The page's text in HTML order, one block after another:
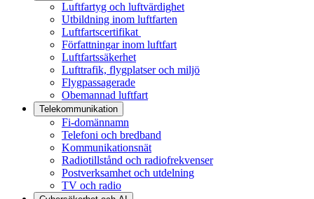
Luftfartyg och luftvärdighet
Utbildning inom luftfarten
Luftfartscertifikat
Författningar inom luftfart
Luftfartssäkerhet
Lufttrafik, flygplatser och miljö
Flygpassagerade
Obemannad luftfart
Telekommunikation
Fi-domännamn
Telefoni och bredband
Kommunikationsnät
Radiotillstånd och radiofrekvenser
Postverksamhet och utdelning
TV och radio